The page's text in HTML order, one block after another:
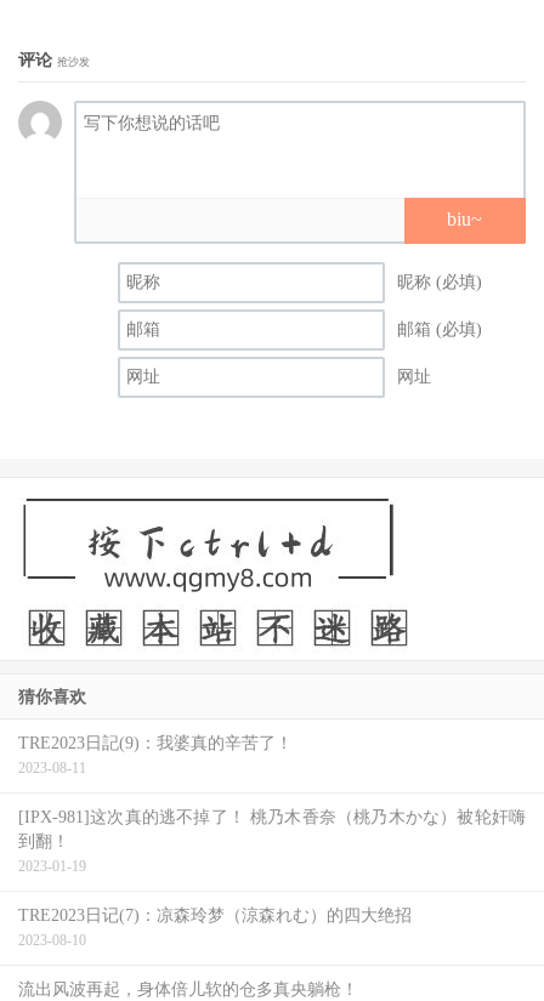
评论 抢沙发
biu~
昵称 (必填)
邮箱 (必填)
网址
猜你喜欢
TRE2023日記(9)：我婆真的辛苦了！
2023-08-11
[IPX-981]这次真的逃不掉了！ 桃乃木香奈（桃乃木かな）被轮奸嗨
到翻！
2023-01-19
TRE2023日记(7)：凉森玲梦（涼森れむ）的四大绝招
2023-08-10
流出风波再起，身体倍儿软的仓多真央躺枪！